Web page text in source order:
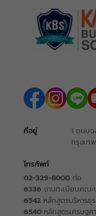
ที่อยู่
1 ถนนฉ
กรุงเท
โทรศัพท์
02-329-8000 ต่อ
6336 งานทะเบียนคณะ
6542 หลักสูตรบริหาร
6540 หลักสูตรเศรษฐ